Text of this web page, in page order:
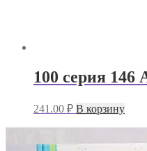
100 серия 146
241.00 ₽ В корзину